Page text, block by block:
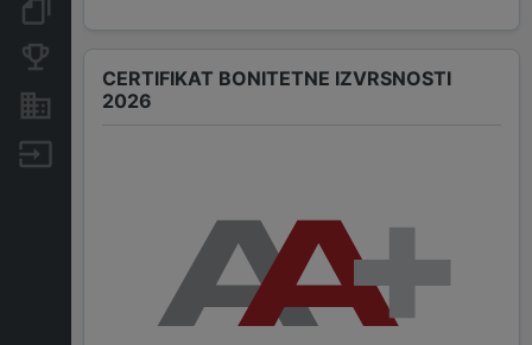
Konkurentske tvrtke
Nekretnine i imovina
CERTIFIKAT BONITETNE IZVRSNOSTI
2026